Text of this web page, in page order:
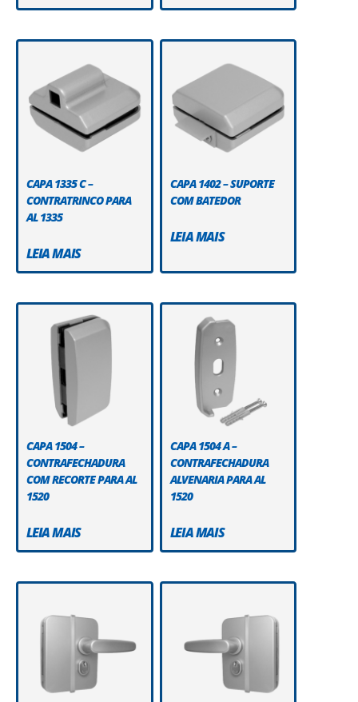
CAPA 1335 C –
CONTRATRINCO PARA
AL 1335
LEIA MAIS
CAPA 1402 – SUPORTE
COM BATEDOR
LEIA MAIS
CAPA 1504 –
CONTRAFECHADURA
COM RECORTE PARA AL
1520
LEIA MAIS
CAPA 1504 A –
CONTRAFECHADURA
ALVENARIA PARA AL
1520
LEIA MAIS